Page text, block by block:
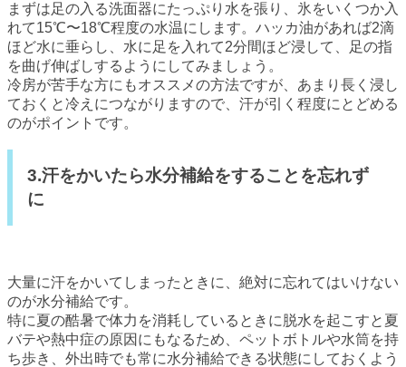
まずは足の入る洗面器にたっぷり水を張り、氷をいくつか入
れて15℃〜18℃程度の水温にします。ハッカ油があれば2滴
ほど水に垂らし、水に足を入れて2分間ほど浸して、足の指
を曲げ伸ばしするようにしてみましょう。
冷房が苦手な方にもオススメの方法ですが、あまり長く浸し
ておくと冷えにつながりますので、汗が引く程度にとどめる
のがポイントです。
3.汗をかいたら水分補給をすることを忘れず
に
大量に汗をかいてしまったときに、絶対に忘れてはいけない
のが水分補給です。
特に夏の酷暑で体力を消耗しているときに脱水を起こすと夏
バテや熱中症の原因にもなるため、ペットボトルや水筒を持
ち歩き、外出時でも常に水分補給できる状態にしておくよう